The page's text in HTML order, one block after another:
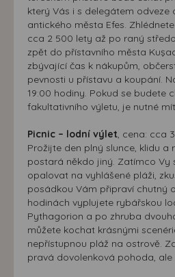
který Vás i s delegátem odveze
antického města Efes.
cca 2 500 lety až po raný
zpět do přístavního města
zbývající čas k nákupům,
pevnosti u přístavu a koupání.
19:00 hodiny. Pokud se budete
fakultativního výletu, je nutné
Picnic – lodní výlet, cena: cca
Prožijte den plný slunce, klidu a
postará někdo jiný. Zatímco Vy
opalovat na vyhlášené pláži,
posádkou Vám připraví chutný
hodinách vyplujete rybářskou
Pythagorion a po zhruba
můžete kochat krásnými
nepřístupnou pláž na ostrově.
pravá dovolenková pohoda,